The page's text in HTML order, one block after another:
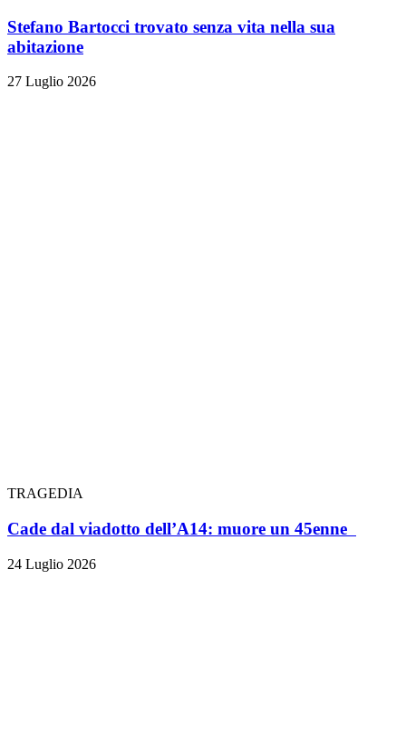
Stefano Bartocci trovato senza vita nella sua
abitazione
27 Luglio 2026
TRAGEDIA
Cade dal viadotto dell’A14: muore un 45enne
24 Luglio 2026